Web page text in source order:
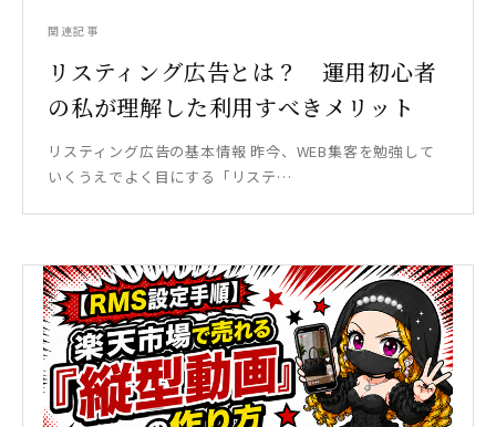
関連記事
リスティング広告とは？ 運用初心者
の私が理解した利用すべきメリット
リスティング広告の基本情報 昨今、WEB集客を勉強して
いくうえでよく目にする「リステ…